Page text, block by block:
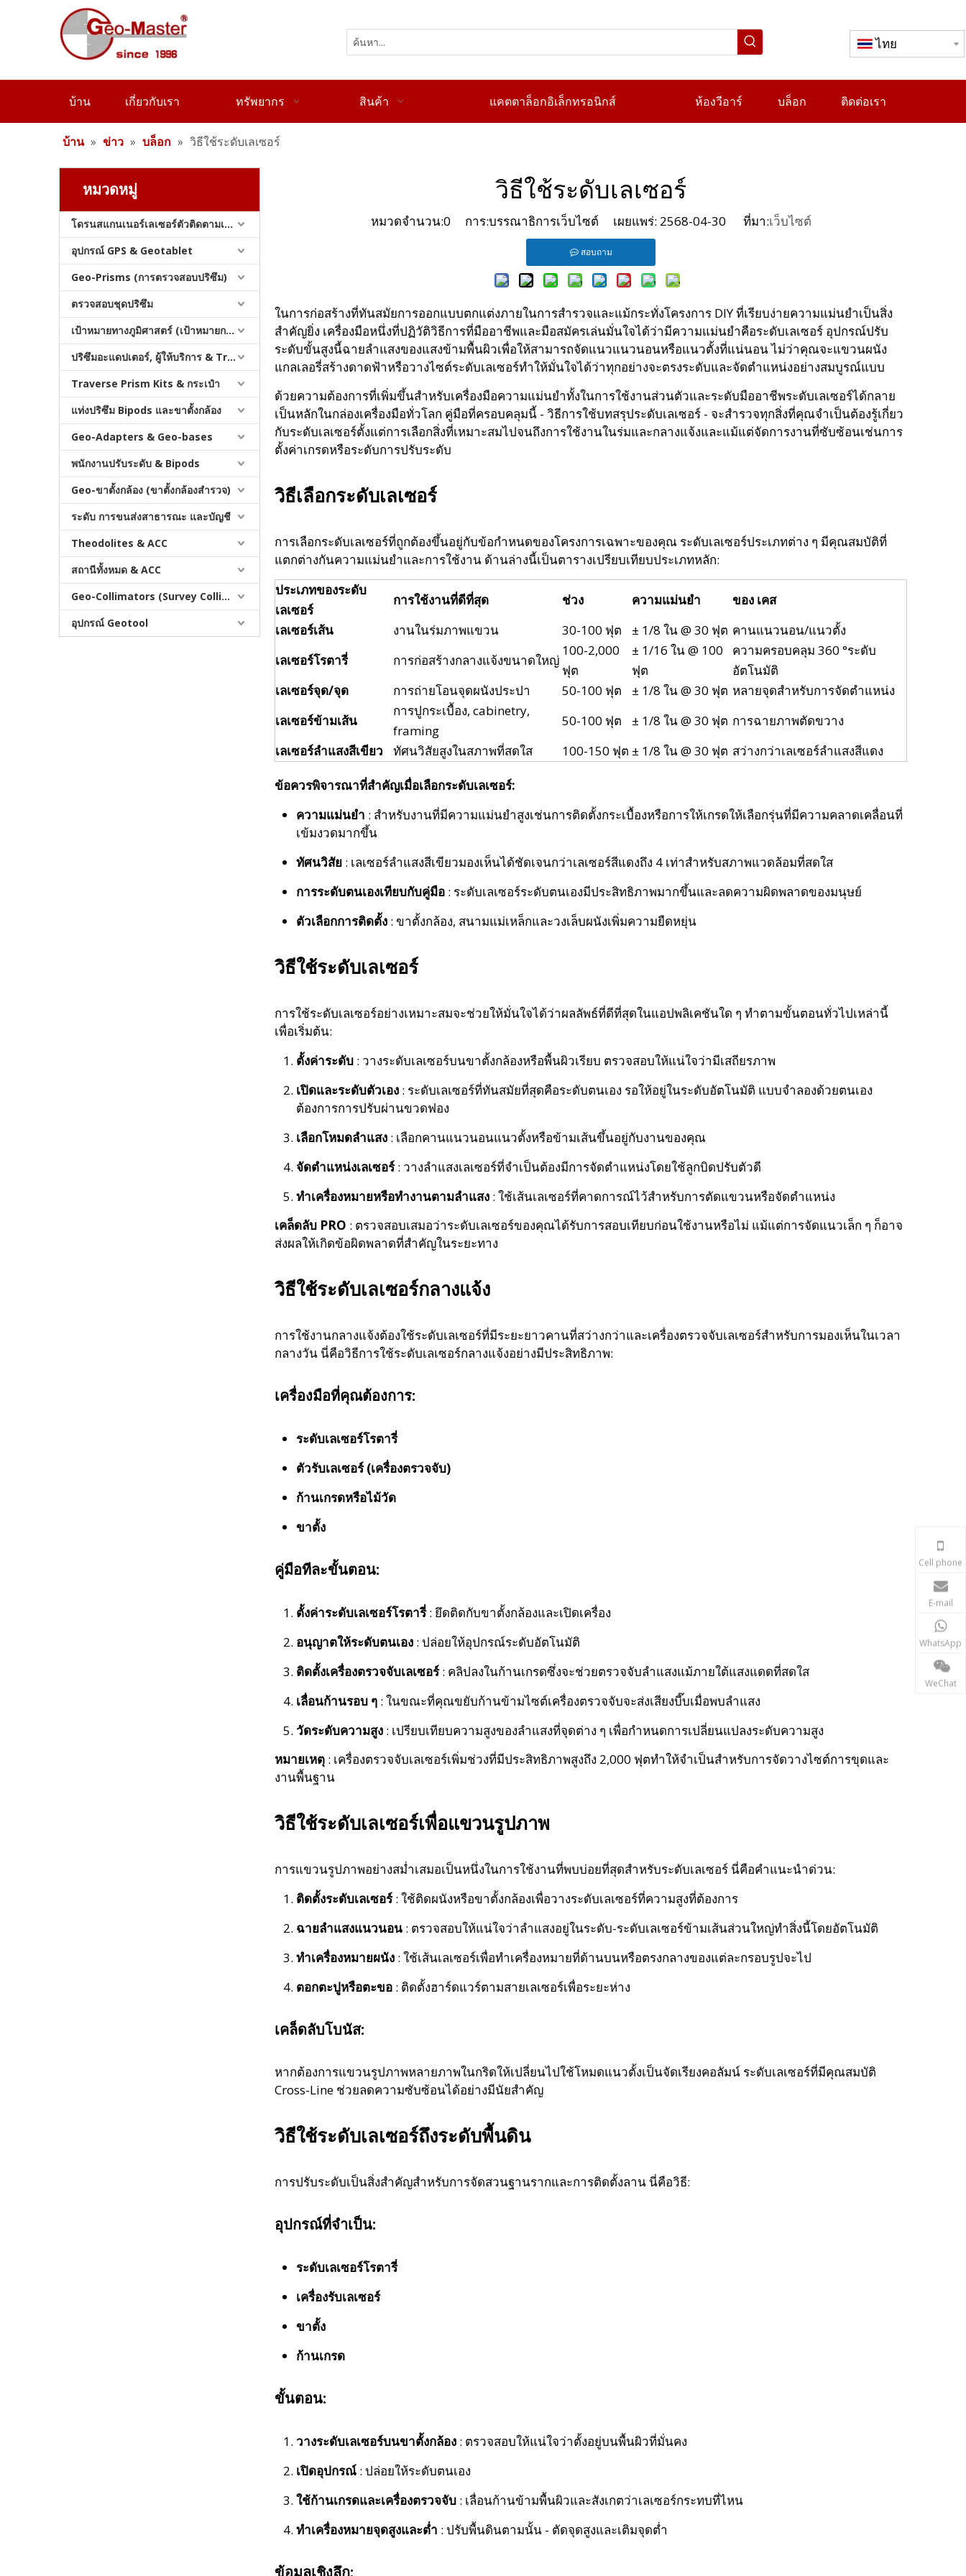
ไทย
บ้าน เกี่ยวกับเรา ทรัพยากร สินค้า แคตตาล็อกอิเล็กทรอนิกส์ ห้องวีอาร์ บล็อก ติดต่อเรา
บ้าน » ข่าว » บล็อก » วิธีใช้ระดับเลเซอร์
หมวดหมู่
โดรนสแกนเนอร์เลเซอร์ตัวติดตามเลเซอร์และสแลม
อุปกรณ์ GPS & Geotablet
Geo-Prisms (การตรวจสอบปริซึม)
ตรวจสอบชุดปริซึม
เป้าหมายทางภูมิศาสตร์ (เป้าหมายการสำรวจ)
ปริซึมอะแดปเตอร์, ผู้ให้บริการ & Tribrachs
Traverse Prism Kits & กระเป๋า
แท่งปริซึม Bipods และขาตั้งกล้อง
Geo-Adapters & Geo-bases
พนักงานปรับระดับ & Bipods
Geo-ขาตั้งกล้อง (ขาตั้งกล้องสำรวจ)
ระดับ การขนส่งสาธารณะ และบัญชี
Theodolites & ACC
สถานีทั้งหมด & ACC
Geo-Collimators (Survey Collimators)
อุปกรณ์ Geotool
วิธีใช้ระดับเลเซอร์
หมวดจำนวน:0 การ:บรรณาธิการเว็บไซต์ เผยแพร่: 2568-04-30 ที่มา:เว็บไซต์
สอบถาม
ในการก่อสร้างที่ทันสมัยการออกแบบตกแต่งภายในการสำรวจและแม้กระทั่งโครงการ DIY ที่เรียบง่ายความแม่นยำเป็นสิ่ง
สำคัญยิ่ง เครื่องมือหนึ่งที่ปฏิวัติวิธีการที่มืออาชีพและมือสมัครเล่นมั่นใจได้ว่ามีความแม่นยำคือระดับเลเซอร์ อุปกรณ์ปรับ
ระดับขั้นสูงนี้ฉายลำแสงของแสงข้ามพื้นผิวเพื่อให้สามารถจัดแนวแนวนอนหรือแนวตั้งที่แน่นอน ไม่ว่าคุณจะแขวนผนัง
แกลเลอรี่สร้างดาดฟ้าหรือวางไซต์ระดับเลเซอร์ทำให้มั่นใจได้ว่าทุกอย่างจะตรงระดับและจัดตำแหน่งอย่างสมบูรณ์แบบ
ด้วยความต้องการที่เพิ่มขึ้นสำหรับเครื่องมือความแม่นยำทั้งในการใช้งานส่วนตัวและระดับมืออาชีพระดับเลเซอร์ได้กลาย
เป็นหลักในกล่องเครื่องมือทั่วโลก คู่มือที่ครอบคลุมนี้ - วิธีการใช้บทสรุประดับเลเซอร์ - จะสำรวจทุกสิ่งที่คุณจำเป็นต้องรู้เกี่ยว
กับระดับเลเซอร์ตั้งแต่การเลือกสิ่งที่เหมาะสมไปจนถึงการใช้งานในร่มและกลางแจ้งและแม้แต่จัดการงานที่ซับซ้อนเช่นการ
ตั้งค่าเกรดหรือระดับการปรับระดับ
วิธีเลือกระดับเลเซอร์
การเลือกระดับเลเซอร์ที่ถูกต้องขึ้นอยู่กับข้อกำหนดของโครงการเฉพาะของคุณ ระดับเลเซอร์ประเภทต่าง ๆ มีคุณสมบัติที่
แตกต่างกันความแม่นยำและการใช้งาน ด้านล่างนี้เป็นตารางเปรียบเทียบประเภทหลัก:
ประเภทของระดับ
เลเซอร์
การใช้งานที่ดีที่สุด ช่วง ความแม่นยำ
ของ เคส
เลเซอร์เส้น
งานในร่มภาพแขวน 30-100 ฟุต ± 1/8 ใน @ 30 ฟุต คานแนวนอน/แนวตั้ง
เลเซอร์โรตารี่
การก่อสร้างกลางแจ้งขนาดใหญ่
100-2,000
ฟุต
± 1/16 ใน @ 100
ฟุต
ความครอบคลุม 360 °ระดับ
อัตโนมัติ
เลเซอร์จุด/จุด
การถ่ายโอนจุดผนังประปา 50-100 ฟุต ± 1/8 ใน @ 30 ฟุต หลายจุดสำหรับการจัดตำแหน่ง
เลเซอร์ข้ามเส้น
การปูกระเบื้อง, cabinetry,
framing
50-100 ฟุต ± 1/8 ใน @ 30 ฟุต การฉายภาพตัดขวาง
เลเซอร์ลำแสงสีเขียว
ทัศนวิสัยสูงในสภาพที่สดใส 100-150 ฟุต ± 1/8 ใน @ 30 ฟุต สว่างกว่าเลเซอร์ลำแสงสีแดง
ข้อควรพิจารณาที่สำคัญเมื่อเลือกระดับเลเซอร์:
ความแม่นยำ : สำหรับงานที่มีความแม่นยำสูงเช่นการติดตั้งกระเบื้องหรือการให้เกรดให้เลือกรุ่นที่มีความคลาดเคลื่อนที่
เข้มงวดมากขึ้น
ทัศนวิสัย : เลเซอร์ลำแสงสีเขียวมองเห็นได้ชัดเจนกว่าเลเซอร์สีแดงถึง 4 เท่าสำหรับสภาพแวดล้อมที่สดใส
การระดับตนเองเทียบกับคู่มือ : ระดับเลเซอร์ระดับตนเองมีประสิทธิภาพมากขึ้นและลดความผิดพลาดของมนุษย์
ตัวเลือกการติดตั้ง : ขาตั้งกล้อง, สนามแม่เหล็กและวงเล็บผนังเพิ่มความยืดหยุ่น
วิธีใช้ระดับเลเซอร์
การใช้ระดับเลเซอร์อย่างเหมาะสมจะช่วยให้มั่นใจได้ว่าผลลัพธ์ที่ดีที่สุดในแอปพลิเคชันใด ๆ ทำตามขั้นตอนทั่วไปเหล่านี้
เพื่อเริ่มต้น:
ตั้งค่าระดับ : วางระดับเลเซอร์บนขาตั้งกล้องหรือพื้นผิวเรียบ ตรวจสอบให้แน่ใจว่ามีเสถียรภาพ
เปิดและระดับตัวเอง : ระดับเลเซอร์ที่ทันสมัยที่สุดคือระดับตนเอง รอให้อยู่ในระดับอัตโนมัติ แบบจำลองด้วยตนเอง
ต้องการการปรับผ่านขวดฟอง
เลือกโหมดลำแสง : เลือกคานแนวนอนแนวตั้งหรือข้ามเส้นขึ้นอยู่กับงานของคุณ
จัดตำแหน่งเลเซอร์: วางลำแสงเลเซอร์ที่จำเป็นต้องมีการจัดตำแหน่งโดยใช้ลูกบิดปรับตัวดี
ทำเครื่องหมายหรือทำงานตามลำแสง : ใช้เส้นเลเซอร์ที่คาดการณ์ไว้สำหรับการตัดแขวนหรือจัดตำแหน่ง
เคล็ดลับ PRO : ตรวจสอบเสมอว่าระดับเลเซอร์ของคุณได้รับการสอบเทียบก่อนใช้งานหรือไม่ แม้แต่การจัดแนวเล็ก ๆ ก็อาจ
ส่งผลให้เกิดข้อผิดพลาดที่สำคัญในระยะทาง
วิธีใช้ระดับเลเซอร์กลางแจ้ง
การใช้งานกลางแจ้งต้องใช้ระดับเลเซอร์ที่มีระยะยาวคานที่สว่างกว่าและเครื่องตรวจจับเลเซอร์สำหรับการมองเห็นในเวลา
กลางวัน นี่คือวิธีการใช้ระดับเลเซอร์กลางแจ้งอย่างมีประสิทธิภาพ:
เครื่องมือที่คุณต้องการ:
ระดับเลเซอร์โรตารี่
ตัวรับเลเซอร์ (เครื่องตรวจจับ)
ก้านเกรดหรือไม้วัด
ขาตั้ง
คู่มือทีละขั้นตอน:
ตั้งค่าระดับเลเซอร์โรตารี่: ยึดติดกับขาตั้งกล้องและเปิดเครื่อง
อนุญาตให้ระดับตนเอง : ปล่อยให้อุปกรณ์ระดับอัตโนมัติ
ติดตั้งเครื่องตรวจจับเลเซอร์: คลิปลงในก้านเกรดซึ่งจะช่วยตรวจจับลำแสงแม้ภายใต้แสงแดดที่สดใส
เลื่อนก้านรอบ ๆ : ในขณะที่คุณขยับก้านข้ามไซต์เครื่องตรวจจับจะส่งเสียงบี๊บเมื่อพบลำแสง
วัดระดับความสูง : เปรียบเทียบความสูงของลำแสงที่จุดต่าง ๆ เพื่อกำหนดการเปลี่ยนแปลงระดับความสูง
หมายเหตุ : เครื่องตรวจจับเลเซอร์เพิ่มช่วงที่มีประสิทธิภาพสูงถึง 2,000 ฟุตทำให้จำเป็นสำหรับการจัดวางไซต์การขุดและ
งานพื้นฐาน
วิธีใช้ระดับเลเซอร์เพื่อแขวนรูปภาพ
การแขวนรูปภาพอย่างสม่ำเสมอเป็นหนึ่งในการใช้งานที่พบบ่อยที่สุดสำหรับระดับเลเซอร์ นี่คือคำแนะนำด่วน:
ติดตั้งระดับเลเซอร์: ใช้ติดผนังหรือขาตั้งกล้องเพื่อวางระดับเลเซอร์ที่ความสูงที่ต้องการ
ฉายลำแสงแนวนอน : ตรวจสอบให้แน่ใจว่าลำแสงอยู่ในระดับ-ระดับเลเซอร์ข้ามเส้นส่วนใหญ่ทำสิ่งนี้โดยอัตโนมัติ
ทำเครื่องหมายผนัง : ใช้เส้นเลเซอร์เพื่อทำเครื่องหมายที่ด้านบนหรือตรงกลางของแต่ละกรอบรูปจะไป
ตอกตะปูหรือตะขอ : ติดตั้งฮาร์ดแวร์ตามสายเลเซอร์เพื่อระยะห่าง
เคล็ดลับโบนัส:
หากต้องการแขวนรูปภาพหลายภาพในกริดให้เปลี่ยนไปใช้โหมดแนวตั้งเป็นจัดเรียงคอลัมน์ ระดับเลเซอร์ที่มีคุณสมบัติ
Cross-Line ช่วยลดความซับซ้อนได้อย่างมีนัยสำคัญ
วิธีใช้ระดับเลเซอร์ถึงระดับพื้นดิน
การปรับระดับเป็นสิ่งสำคัญสำหรับการจัดสวนฐานรากและการติดตั้งลาน นี่คือวิธี:
อุปกรณ์ที่จำเป็น:
ระดับเลเซอร์โรตารี่
เครื่องรับเลเซอร์
ขาตั้ง
ก้านเกรด
ขั้นตอน:
วางระดับเลเซอร์บนขาตั้งกล้อง : ตรวจสอบให้แน่ใจว่าตั้งอยู่บนพื้นผิวที่มั่นคง
เปิดอุปกรณ์ : ปล่อยให้ระดับตนเอง
ใช้ก้านเกรดและเครื่องตรวจจับ : เลื่อนก้านข้ามพื้นผิวและสังเกตว่าเลเซอร์กระทบที่ไหน
ทำเครื่องหมายจุดสูงและต่ำ : ปรับพื้นดินตามนั้น - ตัดจุดสูงและเติมจุดต่ำ
Cell phone
E-mail
WhatsApp
WeChat